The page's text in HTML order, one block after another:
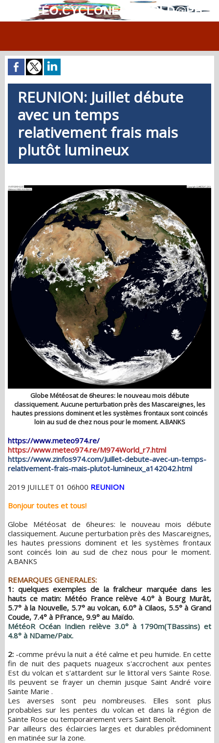
MÉTÉO.CYCLONES.WORLD@PH
REUNION: Juillet débute
avec un temps
relativement frais mais
plutôt lumineux
Globe Météosat de 6heures: le nouveau mois débute
classiquement. Aucune perturbation près des Mascareignes, les
hautes pressions dominent et les systèmes frontaux sont coincés
loin au sud de chez nous pour le moment. A.BANKS
https://www.meteo974.re/
https://www.meteo974.re/M974World_r7.html
https://www.zinfos974.com/Juillet-debute-avec-un-temps-
relativement-frais-mais-plutot-lumineux_a142042.html
2019 JUILLET 01 06h00 REUNION
Bonjour toutes et tous!
Globe Météosat de 6heures: le nouveau mois débute
classiquement. Aucune perturbation près des Mascareignes,
les hautes pressions dominent et les systèmes frontaux
sont coincés loin au sud de chez nous pour le moment.
A.BANKS
REMARQUES GENERALES:
1: quelques exemples de la fraîcheur marquée dans les
hauts ce matin: Météo France relève 4.0° à Bourg Murât,
5.7° à la Nouvelle, 5.7° au volcan, 6.0° à Cilaos, 5.5° à Grand
Coude, 7.4° à PFrance, 9.9° au Maïdo.
MétéoR Océan Indien relève 3.0° à 1790m(TBassins) et
4.8° à NDame/Paix.
2: -comme prévu la nuit a été calme et peu humide. En cette
fin de nuit des paquets nuageux s'accrochent aux pentes
Est du volcan et s'attardent sur le littoral vers Sainte Rose.
Ils peuvent se frayer un chemin jusque Saint André voire
Sainte Marie .
Les averses sont peu nombreuses. Elles sont plus
probables sur les pentes du volcan et dans la région de
Sainte Rose ou temporairement vers Saint Benoît.
Par ailleurs des éclaircies larges et durables prédominent
en matinée sur la zone.